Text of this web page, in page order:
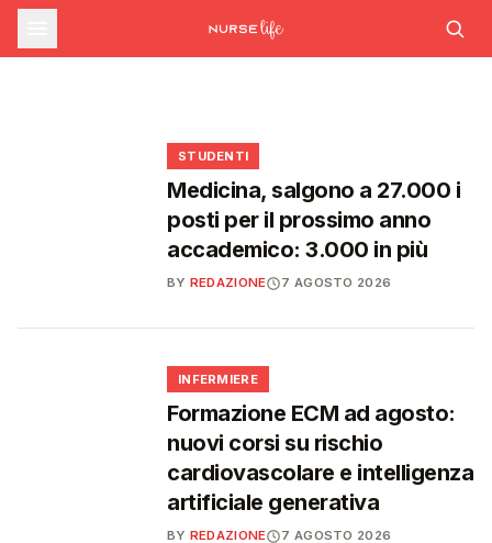
sfide che decideranno il futuro del
Ssn
Decreto PA e sanità: nuovo commissario per
le scorte Covid, liste d'attesa al Siveas e
INFERMIERE
Decreto PA: nuove regole per scorte Covid,
STUDENTI
Medicina, salgono a 27.000 i
posti per il prossimo anno
accademico: 3.000 in più
BY REDAZIONE 7 AGOSTO 2026
INFERMIERE
Formazione ECM ad agosto:
nuovi corsi su rischio
cardiovascolare e intelligenza
artificiale generativa
BY REDAZIONE 7 AGOSTO 2026